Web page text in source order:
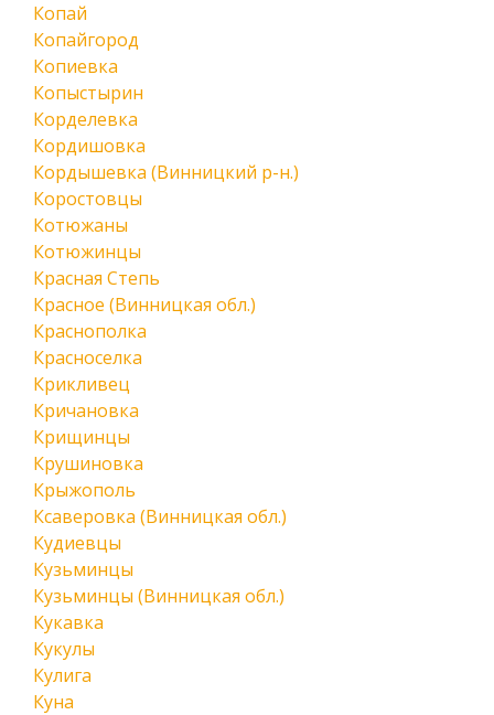
Копай
Копайгород
Копиевка
Копыстырин
Корделевка
Кордишовка
Кордышевка (Винницкий р-н.)
Коростовцы
Котюжаны
Котюжинцы
Красная Степь
Красное (Винницкая обл.)
Краснополка
Красноселка
Крикливец
Кричановка
Крищинцы
Крушиновка
Крыжополь
Ксаверовка (Винницкая обл.)
Кудиевцы
Кузьминцы
Кузьминцы (Винницкая обл.)
Кукавка
Кукулы
Кулига
Куна